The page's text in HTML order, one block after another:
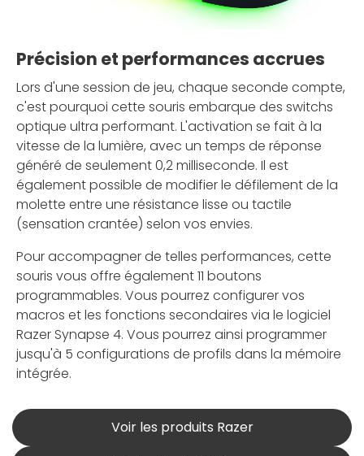
Précision et performances accrues
Lors d'une session de jeu, chaque seconde compte,
c'est pourquoi cette souris embarque des switchs
optique ultra performant. L'activation se fait à la
vitesse de la lumière, avec un temps de réponse
généré de seulement 0,2 milliseconde. Il est
également possible de modifier le défilement de la
molette entre une résistance lisse ou tactile
(sensation crantée) selon vos envies.
Pour accompagner de telles performances, cette
souris vous offre également 11 boutons
programmables. Vous pourrez configurer vos
macros et les fonctions secondaires via le logiciel
Razer Synapse 4. Vous pourrez ainsi programmer
jusqu'à 5 configurations de profils dans la mémoire
intégrée.
Voir les produits Razer